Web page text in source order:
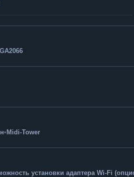
• Midi-Tower
установки адаптера Wi-Fi